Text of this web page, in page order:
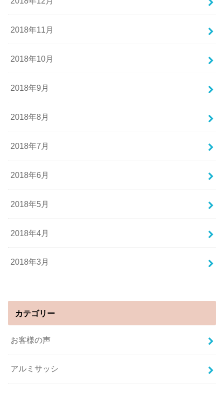
2018年11月
2018年10月
2018年9月
2018年8月
2018年7月
2018年6月
2018年5月
2018年4月
2018年3月
カテゴリー
お客様の声
アルミサッシ